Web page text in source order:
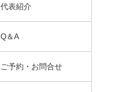
代表紹介
Q＆A
ご予約・お問合せ